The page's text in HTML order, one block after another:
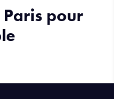
Paris pour